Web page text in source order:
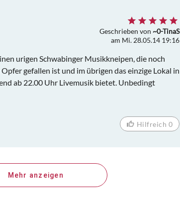
Geschrieben von ~0-TinaS
am Mi. 28.05.14 19:16
urigen Schwabinger Musikkneipen, die noch
gefallen ist und im übrigen das einzige Lokal in
ab 22.00 Uhr Livemusik bietet. Unbedingt
Hilfreich 0
Mehr anzeigen